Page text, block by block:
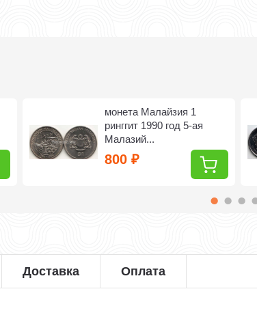
монета Малайзия 1
ринггит 1990 год 5-ая
Малазий...
800₽
Доставка Оплата